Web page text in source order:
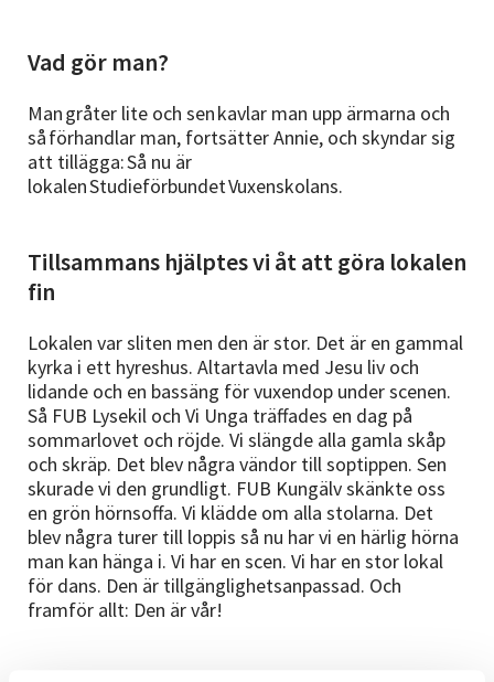
Vad gör man?
Man gråter lite och sen kavlar man upp ärmarna och
så förhandlar man, fortsätter Annie, och skyndar sig
att tillägga: Så nu är
lokalen Studieförbundet Vuxenskolans.
Tillsammans hjälptes vi åt att göra lokalen
fin
Lokalen var sliten men den är stor. Det är en gammal
kyrka i ett hyreshus. Altartavla med Jesu liv och
lidande och en bassäng för vuxendop under scenen.
Så FUB Lysekil och Vi Unga träffades en dag på
sommarlovet och röjde. Vi slängde alla gamla skåp
och skräp. Det blev några vändor till soptippen. Sen
skurade vi den grundligt. FUB Kungälv skänkte oss
en grön hörnsoffa. Vi klädde om alla stolarna. Det
blev några turer till loppis så nu har vi en härlig hörna
man kan hänga i. Vi har en scen. Vi har en stor lokal
för dans. Den är tillgänglighetsanpassad. Och
framför allt: Den är vår!